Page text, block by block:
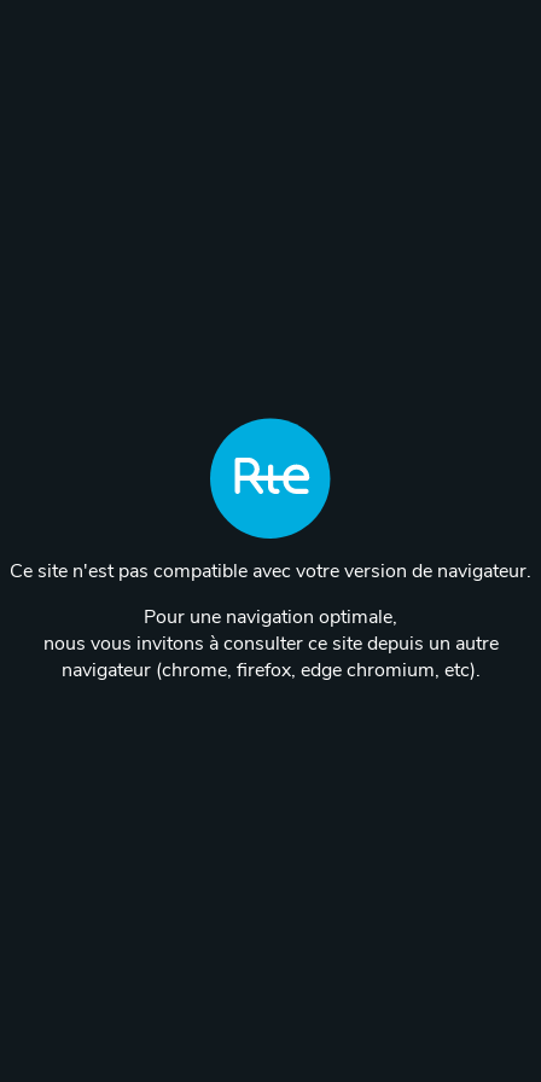
Ce site n'est pas compatible avec votre version de navigateur.
Pour une navigation optimale,
nous vous invitons à consulter ce site depuis un autre
navigateur (chrome, firefox, edge chromium, etc).